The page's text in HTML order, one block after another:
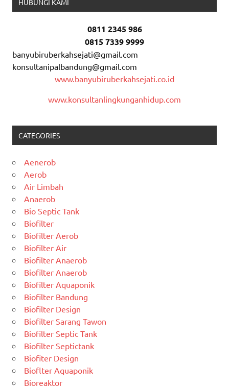
HUBUNGI KAMI
0811 2345 986
0815 7339 9999
banyubiruberkahsejati@gmail.com
konsultanipalbandung@gmail.com
www.banyubiruberkahsejati.co.id
www.konsultanlingkunganhidup.com
CATEGORIES
Aenerob
Aerob
Air Limbah
Anaerob
Bio Septic Tank
Biofilter
Biofilter Aerob
Biofilter Air
Biofilter Anaerob
Biofilter Anaerob
Biofilter Aquaponik
Biofilter Bandung
Biofilter Design
Biofilter Sarang Tawon
Biofilter Septic Tank
Biofilter Septictank
Biofiter Design
Bioflter Aquaponik
Bioreaktor